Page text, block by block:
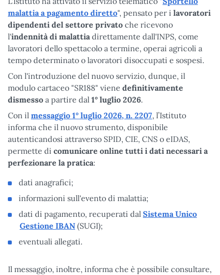
malattia a pagamento diretto", pensato per i lavoratori
dipendenti del settore privato che ricevono
l'indennità di malattia direttamente dall'INPS, come
lavoratori dello spettacolo a termine, operai agricoli a
tempo determinato o lavoratori disoccupati e sospesi.
Con l'introduzione del nuovo servizio, dunque, il
modulo cartaceo "SR188" viene definitivamente
dismesso a partire dal 1° luglio 2026.
Con il messaggio 1° luglio 2026, n. 2207, l’Istituto
informa che il nuovo strumento, disponibile
autenticandosi attraverso SPID, CIE, CNS o eIDAS,
permette di comunicare online tutti i dati necessari a
perfezionare la pratica:
dati anagrafici;
informazioni sull'evento di malattia;
dati di pagamento, recuperati dal Sistema Unico
Gestione IBAN (SUGI);
eventuali allegati.
Il messaggio, inoltre, informa che è possibile consultare,